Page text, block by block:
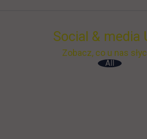
Social & media
Zobacz, co u nas
Filter network
All